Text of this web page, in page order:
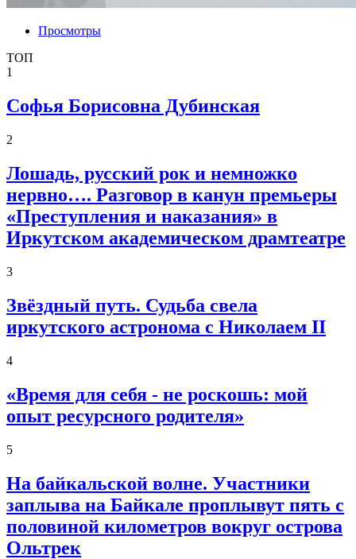
Просмотры
ТОП
1
Софья Борисовна Дубинская
2
Лошадь, русский рок и немножко
нервно…. Разговор в канун премьеры
«Преступления и наказания» в
Иркутском академическом драмтеатре
3
Звёздный путь. Судьба свела
иркутского астронома с Николаем II
4
«Время для себя - не роскошь: мой
опыт ресурсного родителя»
5
На байкальской волне. Участники
заплыва на Байкале проплывут пять с
половиной километров вокруг острова
Ольтрек